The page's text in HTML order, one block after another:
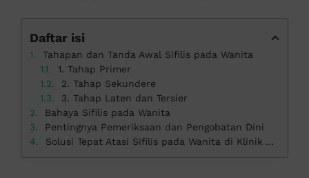
Daftar isi
Tahapan dan Tanda Awal Sifilis pada Wanita
1. Tahap Primer
2. Tahap Sekundere
3. Tahap Laten dan Tersier
Bahaya Sifilis pada Wanita
Pentingnya Pemeriksaan dan Pengobatan Dini
Solusi Tepat Atasi Sifilis pada Wanita di Klinik Apollo